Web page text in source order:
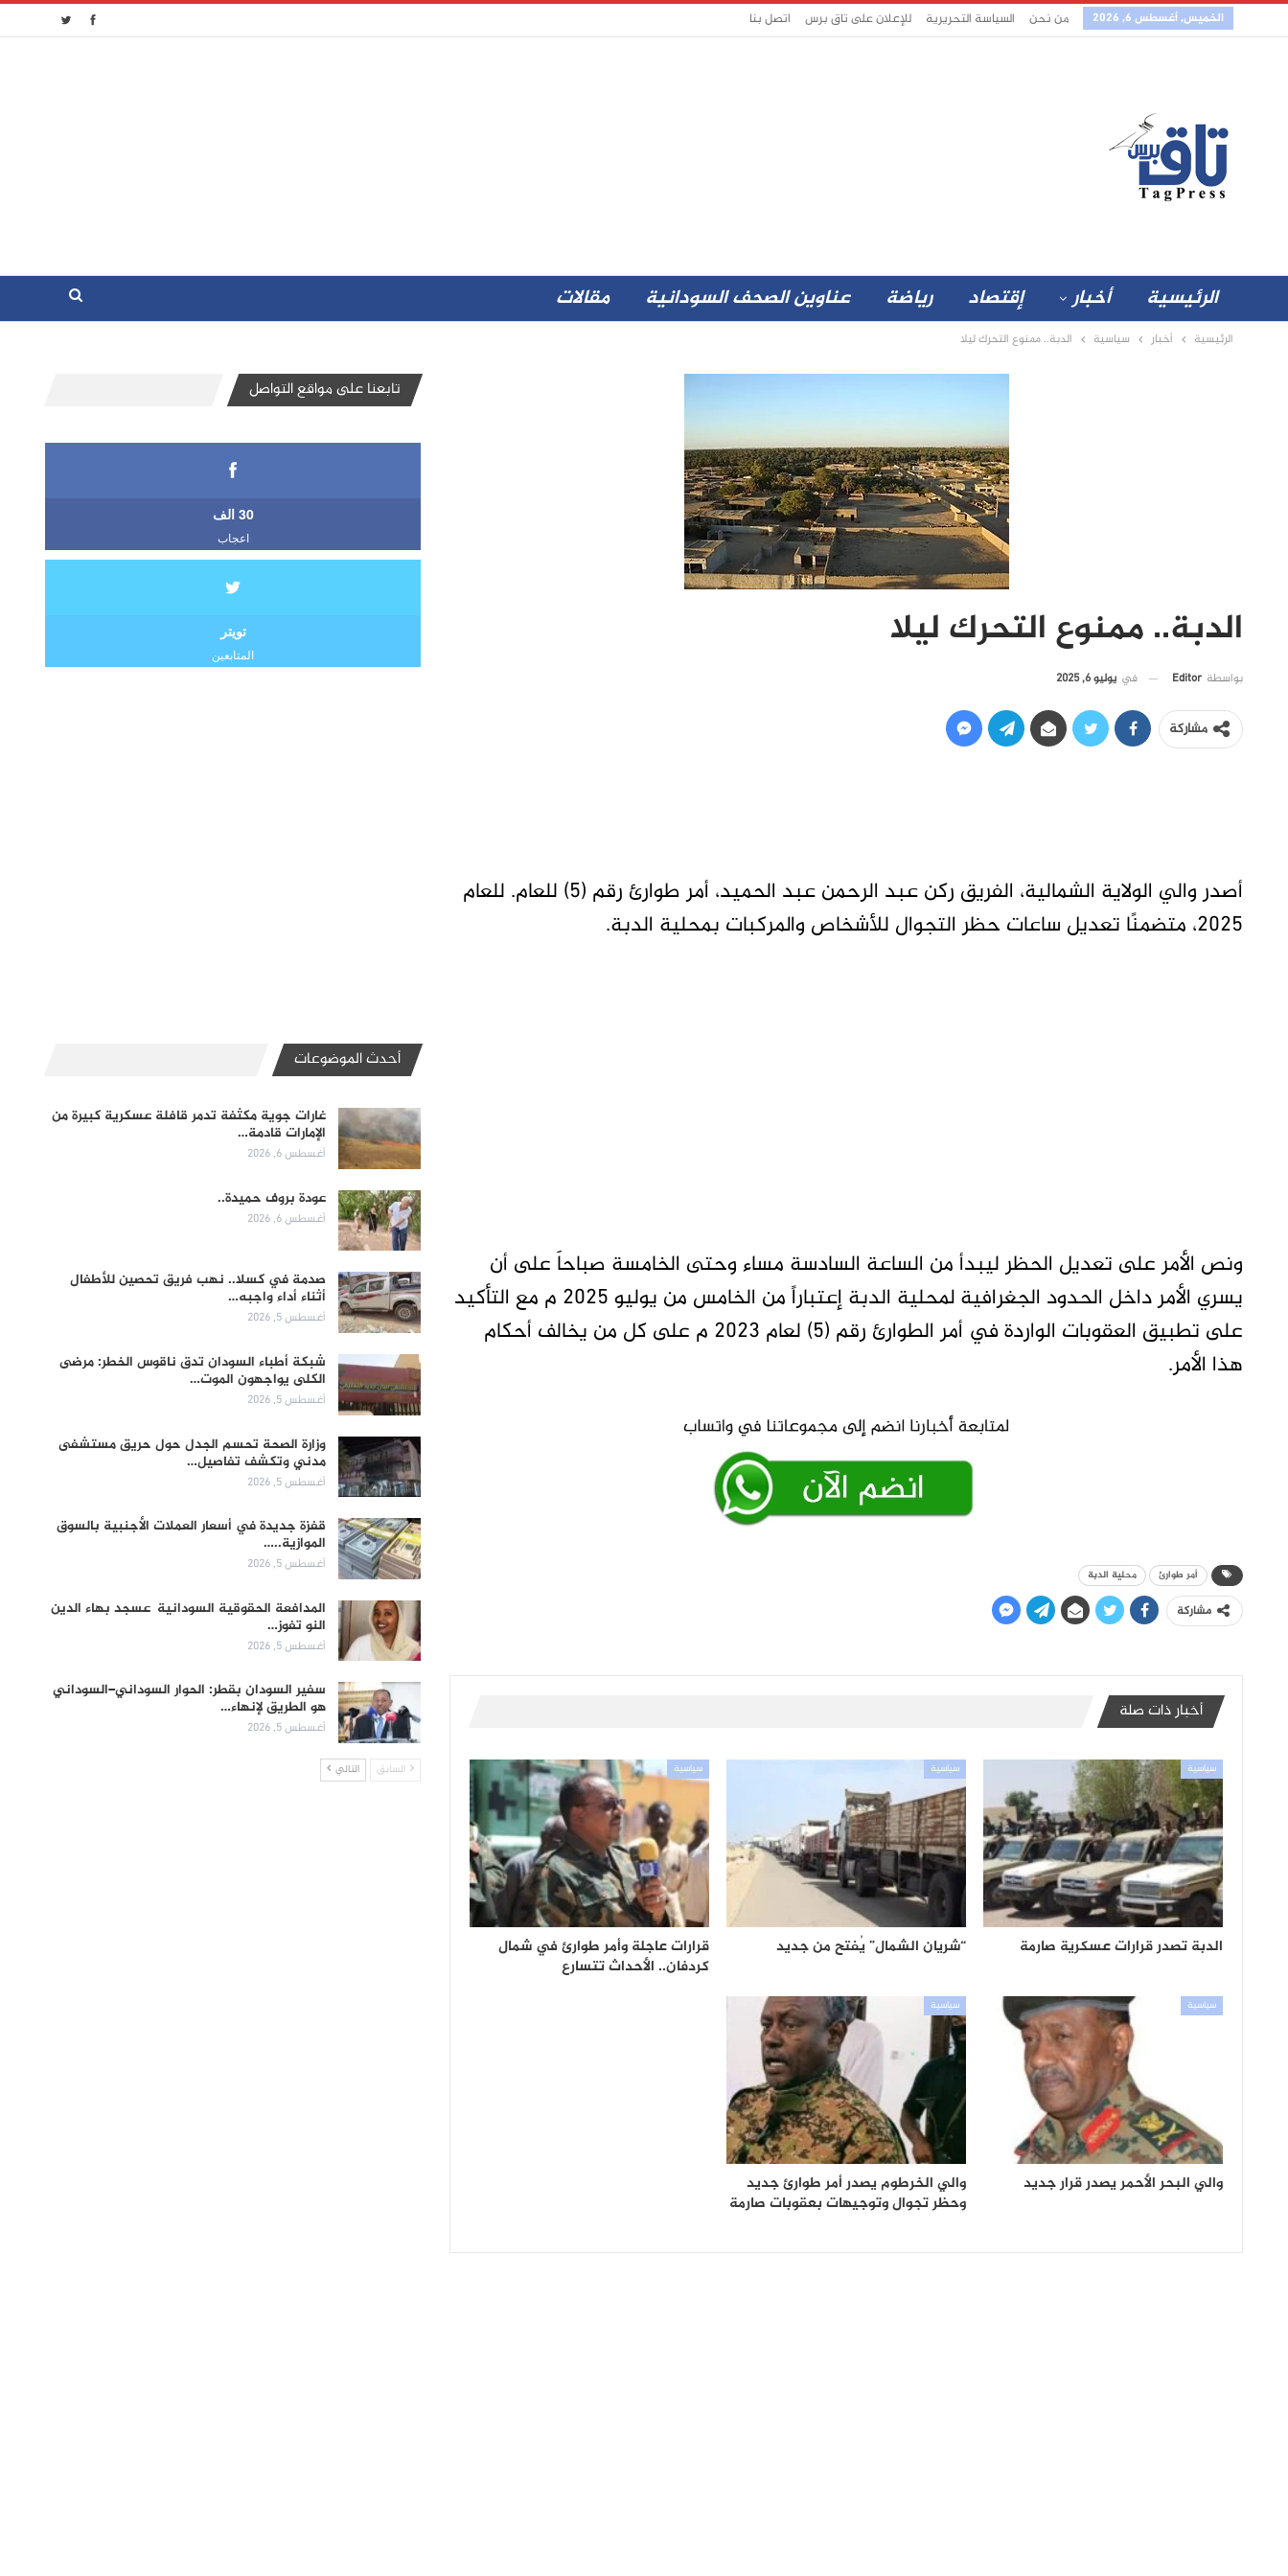
الخميس, أغسطس 6, 2026 من نحن السياسة التحريرية للإعلان على تاق برس اتصل بنا
الرئيسية أخبار إقتصاد رياضة عناوين الصحف السودانية مقالات
الرئيسية أخبار سياسية الدبة.. ممنوع التحرك ليلا
الدبة.. ممنوع التحرك ليلا
بواسطة Editor في يوليو 6, 2025
مشاركة
أصدر والي الولاية الشمالية، الفريق ركن عبد الرحمن عبد الحميد، أمر طوارئ رقم (5) للعام. للعام
2025، متضمنًا تعديل ساعات حظر التجوال للأشخاص والمركبات بمحلية الدبة.
ونص الأمر على تعديل الحظر ليبدأ من الساعة السادسة مساء وحتى الخامسة صباحاََ على أن
يسري الأمر داخل الحدود الجغرافية لمحلية الدبة إعتباراً من الخامس من يوليو 2025 م مع التأكيد
على تطبيق العقوبات الواردة في أمر الطوارئ رقم (5) لعام 2023 م على كل من يخالف أحكام
هذا الأمر.
أمر طوارئ محلية الدبة
مشاركة
أخبار ذات صلة
سياسية
الدبة تصدر قرارات عسكرية صارمة
سياسية
“شريان الشمال” يُفتح من جديد
سياسية
قرارات عاجلة وأمر طوارئ في شمال
كردفان.. الأحداث تتسارع
سياسية
والي البحر الأحمر يصدر قرار جديد
سياسية
والي الخرطوم يصدر أمر طوارئ جديد
وحظر تجوال وتوجيهات بعقوبات صارمة
تابعنا على مواقع التواصل
30 الف
اعجاب
تويتر
المتابعين
أحدث الموضوعات
غارات جوية مكثفة تدمر قافلة عسكرية كبيرة من
الإمارات قادمة…
أغسطس 6, 2026
عودة بروف حميدة..
أغسطس 6, 2026
صدمة في كسلا.. نهب فريق تحصين للأطفال
أثناء أداء واجبه…
أغسطس 5, 2026
شبكة أطباء السودان تدق ناقوس الخطر: مرضى
الكلى يواجهون الموت…
أغسطس 5, 2026
وزارة الصحة تحسم الجدل حول حريق مستشفى
مدني وتكشف تفاصيل…
أغسطس 5, 2026
قفزة جديدة في أسعار العملات الأجنبية بالسوق
الموازية..…
أغسطس 5, 2026
المدافعة الحقوقية السودانية عسجد بهاء الدين
النو تفوز…
أغسطس 5, 2026
سفير السودان بقطر: الحوار السوداني–السوداني
هو الطريق لإنهاء…
أغسطس 5, 2026
السابق التالي